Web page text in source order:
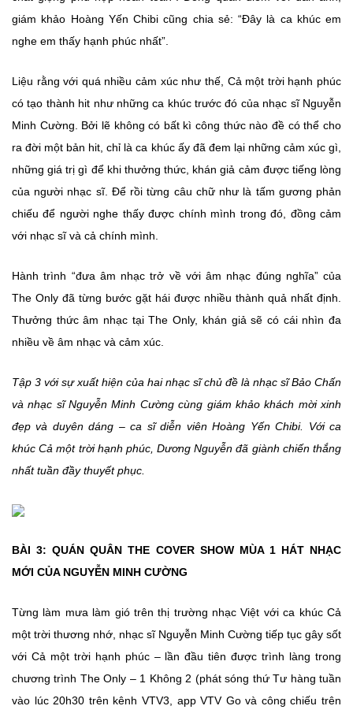
giám khảo Hoàng Yến Chibi cũng chia sẻ: “Đây là ca khúc em
nghe em thấy hạnh phúc nhất”.
Liệu rằng với quá nhiều cảm xúc như thế, Cả một trời hạnh phúc
có tạo thành hit như những ca khúc trước đó của nhạc sĩ Nguyễn
Minh Cường. Bởi lẽ không có bất kì công thức nào đề có thể cho
ra đời một bản hit, chỉ là ca khúc ấy đã đem lại những cảm xúc gì,
những giá trị gì để khi thưởng thức, khán giả cảm được tiếng lòng
của người nhạc sĩ. Để rồi từng câu chữ như là tấm gương phản
chiếu để người nghe thấy được chính mình trong đó, đồng cảm
với nhạc sĩ và cả chính mình.
Hành trình “đưa âm nhạc trở về với âm nhạc đúng nghĩa” của
The Only đã từng bước gặt hái được nhiều thành quả nhất định.
Thưởng thức âm nhạc tại The Only, khán giả sẽ có cái nhìn đa
nhiều về âm nhạc và cảm xúc.
Tập 3 với sự xuất hiện của hai nhạc sĩ chủ đề là nhạc sĩ Bảo Chấn
và nhạc sĩ Nguyễn Minh Cường cùng giám khảo khách mời xinh
đẹp và duyên dáng – ca sĩ diễn viên Hoàng Yến Chibi. Với ca
khúc Cả một trời hạnh phúc, Dương Nguyễn đã giành chiến thắng
nhất tuần đầy thuyết phục.
BÀI 3: QUÁN QUÂN THE COVER SHOW MÙA 1 HÁT NHẠC
MỚI CỦA NGUYỄN MINH CƯỜNG
Từng làm mưa làm gió trên thị trường nhạc Việt với ca khúc Cả
một trời thương nhớ, nhạc sĩ Nguyễn Minh Cường tiếp tục gây sốt
với Cả một trời hạnh phúc – lần đầu tiên được trình làng trong
chương trình The Only – 1 Không 2 (phát sóng thứ Tư hàng tuần
vào lúc 20h30 trên kênh VTV3, app VTV Go và công chiếu trên